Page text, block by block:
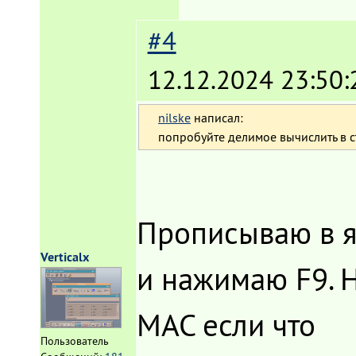
Verticalx
Пользователь
#4
12.12.2024
nilske написал:
попробуйте делимое вычислить в
Прописываю в
и нажимаю F9.
MAC если что